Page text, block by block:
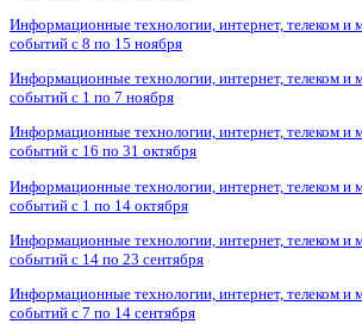
Информационные технологии, интернет, телеком и
событий с 8 по 15 ноября
Информационные технологии, интернет, телеком и
событий с 1 по 7 ноября
Информационные технологии, интернет, телеком и
событий с 16 по 31 октября
Информационные технологии, интернет, телеком и
событий с 1 по 14 октября
Информационные технологии, интернет, телеком и
событий с 14 по 23 сентября
Информационные технологии, интернет, телеком и
событий с 7 по 14 сентября